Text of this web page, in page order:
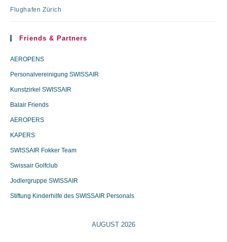
Flughafen Zürich
Friends & Partners
AEROPENS
Personalvereinigung SWISSAIR
Kunstzirkel SWISSAIR
Balair Friends
AEROPERS
KAPERS
SWISSAIR Fokker Team
Swissair Golfclub
Jodlergruppe SWISSAIR
Stiftung Kinderhilfe des SWISSAIR Personals
AUGUST 2026